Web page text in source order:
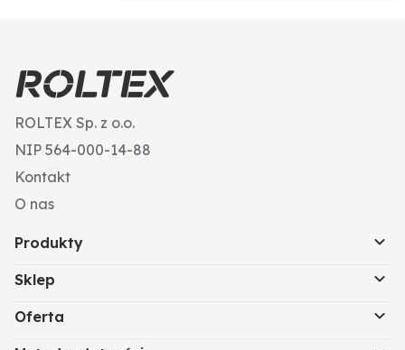
ROLTEX Sp. z o.o.
NIP 564-000-14-88
Kontakt
O nas
Produkty
Sklep
Oferta